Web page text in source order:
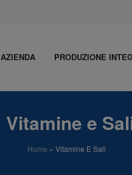
AZIENDA PRODUZIONE
Vitamine e
Home » Vitamine E Sali